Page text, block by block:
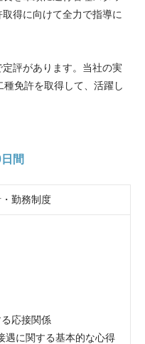
得に向けて全力で指導に
評があります。当社の実
免許を取得して、活躍し
間
勤務制度
応接関係
遇に関する基本的な心得